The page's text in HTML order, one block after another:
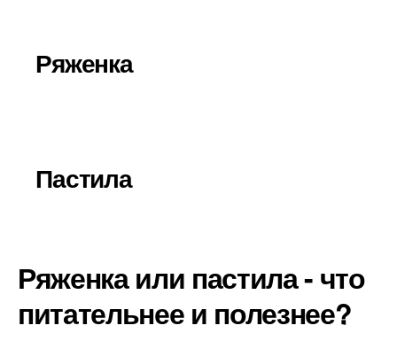
Ряженка
Пастила
Ряженка или пастила - что
питательнее и полезнее?